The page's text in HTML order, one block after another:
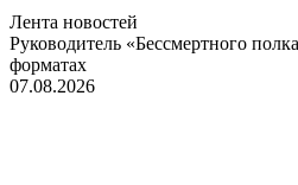
Лента новостей
Руководитель «Бессмертного
форматах
07.08.2026